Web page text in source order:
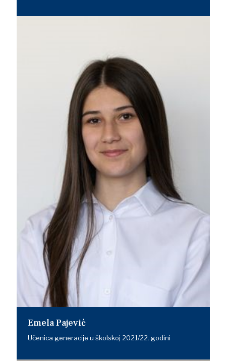
Emela Pajević
Učenica generacije u školskoj 2021/22. godini